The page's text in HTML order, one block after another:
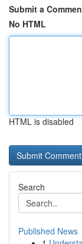
Submit a
No HTML
HTML is disabled
Search
Published News